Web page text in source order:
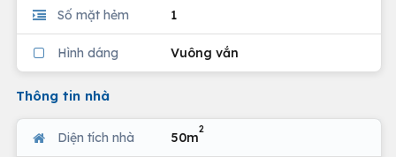
Số mặt hẻm 1
Hình dáng Vuông vắn
Thông tin nhà
Diện tích nhà 50m
2